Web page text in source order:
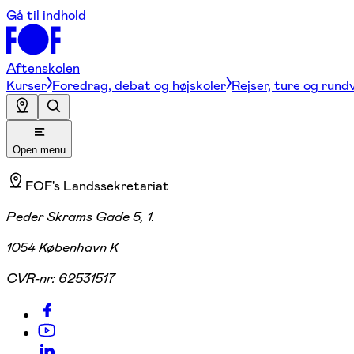
Gå til indhold
Aftenskolen
Kurser Foredrag, debat og højskoler Rejser, ture og
Open menu
FOF's Landssekretariat
Peder Skrams Gade 5, 1.
1054 København K
CVR-nr: 62531517